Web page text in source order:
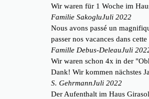
Wir waren für 1 Woche im
Familie SakogluJuli 2022
Nous avons passé un
passer nos vacances dans
Famille Debus-DeleauJuli
Wir waren schon 4x in der
Dank! Wir kommen nächstes
S. GehrmannJuli 2022
Der Aufenthalt im Haus